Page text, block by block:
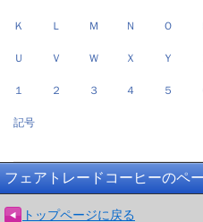
Ｋ Ｌ Ｍ Ｎ Ｏ
Ｕ Ｖ Ｗ Ｘ Ｙ
１ ２ ３ ４ ５
記号
フェアトレードコーヒーのペ
トップページに戻る